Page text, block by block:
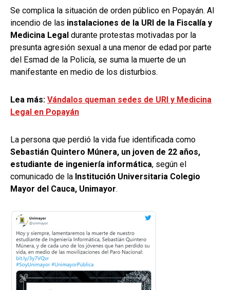
Se complica la situación de orden público en Popayán. Al
incendio de las instalaciones de la URI de la Fiscalía y
Medicina Legal durante protestas motivadas por la
presunta agresión sexual a una menor de edad por parte
del Esmad de la Policía, se suma la muerte de un
manifestante en medio de los disturbios.
Lea más: Vándalos queman sedes de URI y Medicina
Legal en Popayán
La persona que perdió la vida fue identificada como
Sebastián Quintero Múnera, un joven de 22 años,
estudiante de ingeniería informática, según el
comunicado de la Institución Universitaria Colegio
Mayor del Cauca, Unimayor.